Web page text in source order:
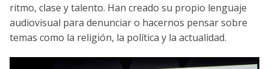
ritmo, clase y talento. Han creado su propio lenguaje
audiovisual para denunciar o hacernos pensar sobre
temas como la religión, la política y la actualidad.